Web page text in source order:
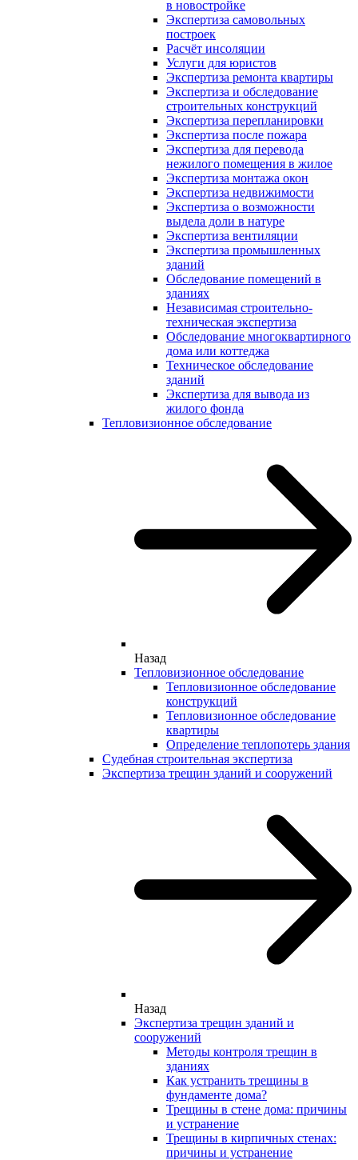
в новостройке
Экспертиза самовольных
построек
Расчёт инсоляции
Услуги для юристов
Экспертиза ремонта квартиры
Экспертиза и обследование
строительных конструкций
Экспертиза перепланировки
Экспертиза после пожара
Экспертиза для перевода
нежилого помещения в жилое
Экспертиза монтажа окон
Экспертиза недвижимости
Экспертиза о возможности
выдела доли в натуре
Экспертиза вентиляции
Экспертиза промышленных
зданий
Обследование помещений в
зданиях
Независимая строительно-
техническая экспертиза
Обследование многоквартирного
дома или коттеджа
Техническое обследование
зданий
Экспертиза для вывода из
жилого фонда
Тепловизионное обследование
Назад
Тепловизионное обследование
Тепловизионное обследование
конструкций
Тепловизионное обследование
квартиры
Определение теплопотерь здания
Судебная строительная экспертиза
Экспертиза трещин зданий и сооружений
Назад
Экспертиза трещин зданий и
сооружений
Методы контроля трещин в
зданиях
Как устранить трещины в
фундаменте дома?
Трещины в стене дома: причины
и устранение
Трещины в кирпичных стенах:
причины и устранение